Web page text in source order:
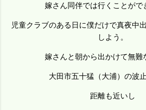
嫁さん同伴では行くことがで
児童クラブのある日に僕だけで真夜中
しよう。
嫁さんと朝から出かけて無難
大田市五十猛（大浦）の波止
距離も近いし